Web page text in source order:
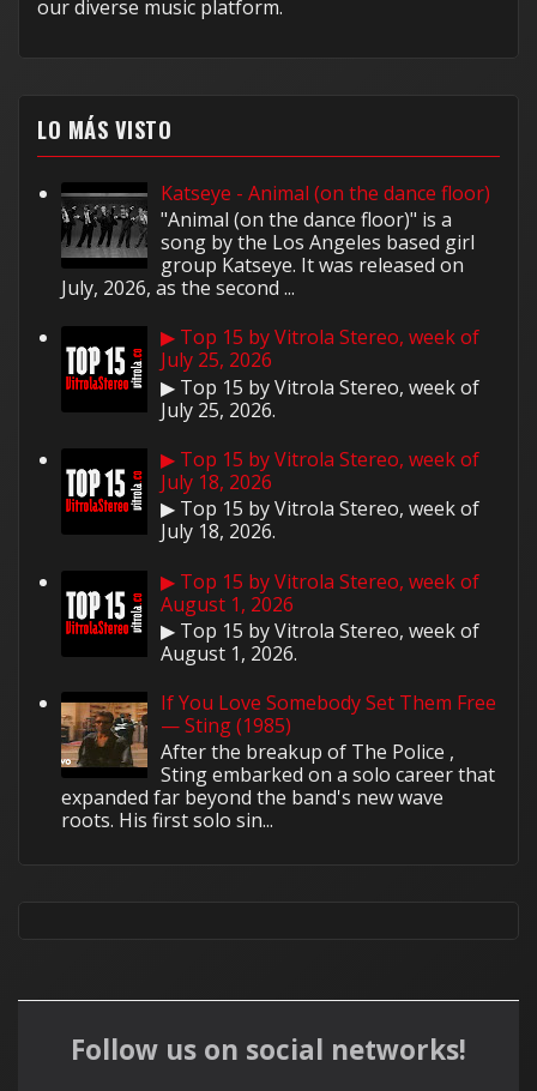
our diverse music platform.
LO MÁS VISTO
Katseye - Animal (on the dance floor)
"Animal (on the dance floor)" is a
song by the Los Angeles based girl
group Katseye. It was released on
July, 2026, as the second ...
▶ Top 15 by Vitrola Stereo, week of
July 25, 2026
▶ Top 15 by Vitrola Stereo, week of
July 25, 2026.
▶ Top 15 by Vitrola Stereo, week of
July 18, 2026
▶ Top 15 by Vitrola Stereo, week of
July 18, 2026.
▶ Top 15 by Vitrola Stereo, week of
August 1, 2026
▶ Top 15 by Vitrola Stereo, week of
August 1, 2026.
If You Love Somebody Set Them Free
— Sting (1985)
After the breakup of The Police ,
Sting embarked on a solo career that
expanded far beyond the band's new wave
roots. His first solo sin...
Follow us on social networks!